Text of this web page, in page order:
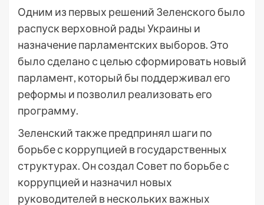
Одним из первых решений Зеленского было
распуск верховной рады Украины и
назначение парламентских выборов. Это
было сделано с целью сформировать новый
парламент, который бы поддерживал его
реформы и позволил реализовать его
программу.
Зеленский также предпринял шаги по
борьбе с коррупцией в государственных
структурах. Он создал Совет по борьбе с
коррупцией и назначил новых
руководителей в нескольких важных